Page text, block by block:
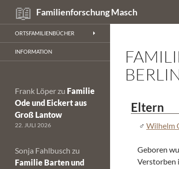
Inhalt
springen
Familienforschung Masch
Suchen
Eltern
Wilhelm
Geboren
Verstorben
ORTSFAMILIENBÜCHER
INFORMATION
Frank Löper zu Familie
Ode und Eickert aus
Groß Lantow
22. JULI 2026
Sonja Fahlbusch zu
Familie Barten und